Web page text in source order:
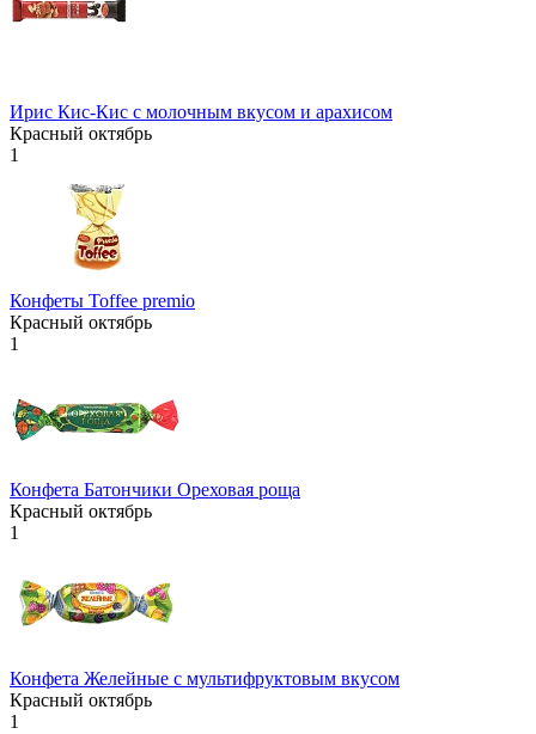
Ирис Кис-Кис с молочным вкусом и арахисом
Красный октябрь
1
Конфеты Toffee premio
Красный октябрь
1
Конфета Батончики Ореховая роща
Красный октябрь
1
Конфета Желейные с мультифруктовым вкусом
Красный октябрь
1